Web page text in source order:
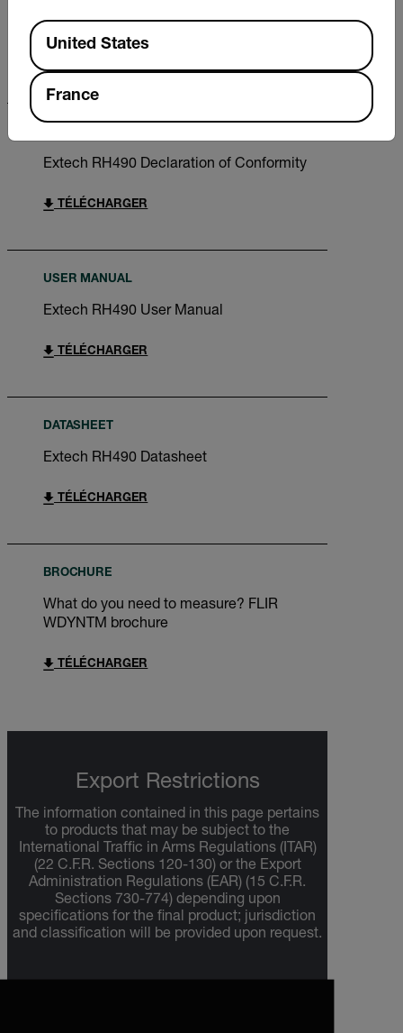
Brochure FLIR WDYNTM
Extech RH490 Declaration of Conformity
TÉLÉCHARGER
USER MANUAL
Extech RH490 User Manual
TÉLÉCHARGER
DATASHEET
Extech RH490 Datasheet
TÉLÉCHARGER
BROCHURE
What do you need to measure? FLIR
WDYNTM brochure
TÉLÉCHARGER
Export Restrictions
The information contained in this page pertains
to products that may be subject to the
International Traffic in Arms Regulations (ITAR)
(22 C.F.R. Sections 120-130) or the Export
Administration Regulations (EAR) (15 C.F.R.
Sections 730-774) depending upon
specifications for the final product; jurisdiction
and classification will be provided upon request.
Available Locations
United States
France